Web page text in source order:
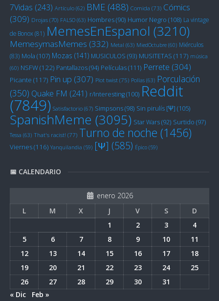
7Vidas (243) Artículo (62) BME (488) Comida (73) Cómics
(309) Drojas (70) FALSO (63) Hombres(90) Humor Negro (108) La vintage
de Bonox(81) MemesEnEspanol (3210)
MemesymasMemes (332) Metal (63) MiedOctubre (60) Miérculos
(83) Mola (107) Mozas (141) MUSICULOS (93) MUSITETAS (117) música
(60) NSFW(122) Pantallazos(94) Películas(111) Perrete (304)
Picante (117) Pin up (307) Plot twist (75) Pollas (63) Porculación
(350) Quake FM (241) r/Interesting(100) Reddit
(7849) Satisfactorio (67) Simpsons(98) Sin pirulís [Ψ] (105)
SpanishMeme (3095) Star Wars(92) Surtido (97)
Tessa (63) That's racist! (77) Turno de noche (1456)
Viernes(116) Yanquilandia (59) [Ψ] (585) Épico (59)
📅 CALENDARIO
enero 2026
L
M X J V S
D
1
2 3
4
5
6 7 8 9 10
11
12
13 14 15 16 17
18
19
20 21 22 23 24
25
26
27 28 29 30
31
« Dic
Feb »